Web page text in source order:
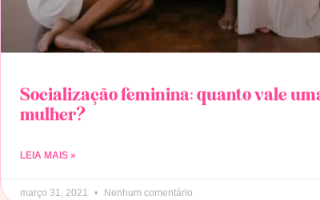
Socialização feminina: quanto vale
mulher?
LEIA MAIS »
março 31, 2021 Nenhum comentário